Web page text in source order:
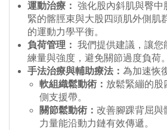
運動治療： 強化股內斜肌與臀中
緊的髂脛束與大股四頭肌外側肌
的運動力學平衡。
負荷管理： 我們提供建議，讓您
練量與強度，避免關節過度負荷。
手法治療與輔助療法： 為加速恢
軟組織鬆動術： 放鬆緊繃的股
側支援帶。
關節鬆動術： 改善腳踝背屈與
力量能沿動力鏈有效傳遞。